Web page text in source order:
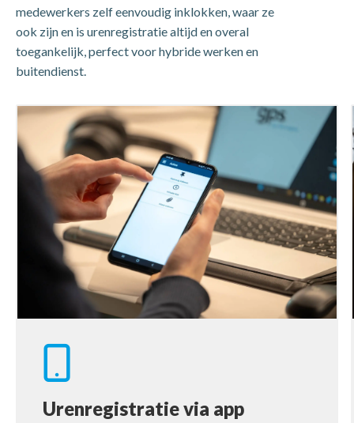
medewerkers zelf eenvoudig inklokken, waar ze
ook zijn en is urenregistratie altijd en overal
toegankelijk, perfect voor hybride werken en
buitendienst.
Urenregistratie via app